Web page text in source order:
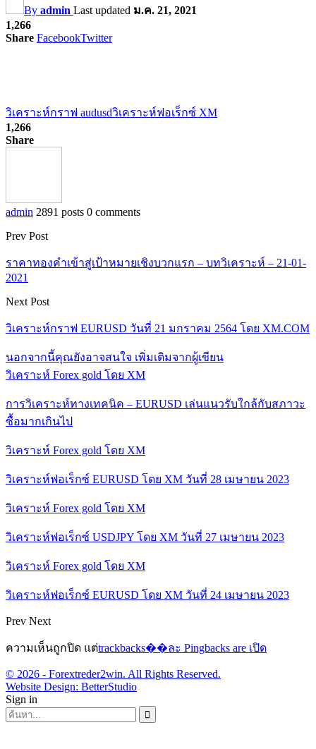
By admin Last updated ม.ค. 21, 2021
1,266
Share FacebookTwitter
วิเคราะห์กราฟ audusdวิเคราะห์ฟอเร็กซ์ XM
1,266
Share
admin 2891 posts 0 comments
Prev Post
ราคาทองคำเข้าสู่เป้าหมายเชิงบวกแรก – บทวิเคราะห์ – 21-01-
2021
Next Post
วิเคราะห์กราฟ EURUSD วันที่ 21 มกราคม 2564 โดย XM.COM
นอกจากนี้คุณยังอาจสนใจ เพิ่มเติมจากผู้เขียน
วิเคราะห์ Forex gold โดย XM
การวิเคราะห์ทางเทคนิค – EURUSD เล่นแนวรับใกล้กับสภาวะ
ซื้อมากเกินไป
วิเคราะห์ Forex gold โดย XM
วิเคราะห์ฟอเร็กซ์ EURUSD โดย XM วันที่ 28 เมษายน 2023
วิเคราะห์ Forex gold โดย XM
วิเคราะห์ฟอเร็กซ์ USDJPY โดย XM วันที่ 27 เมษายน 2023
วิเคราะห์ Forex gold โดย XM
วิเคราะห์ฟอเร็กซ์ EURUSD โดย XM วันที่ 24 เมษายน 2023
Prev Next
ความเห็นถูกปิด แต่trackbacks��ละ Pingbacks are เปิด
© 2026 - Forextreder2win. All Rights Reserved.
Website Design: BetterStudio
Sign in